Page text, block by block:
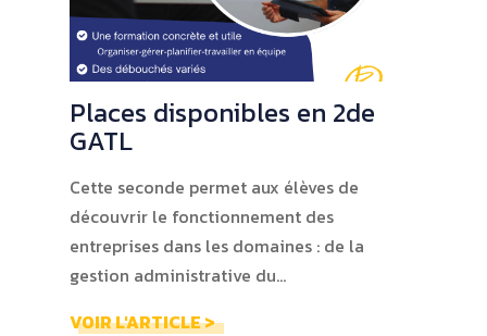
Places disponibles en 2de
GATL
Cette seconde permet aux élèves de
découvrir le fonctionnement des
entreprises dans les domaines : de la
gestion administrative du…
VOIR L'ARTICLE >